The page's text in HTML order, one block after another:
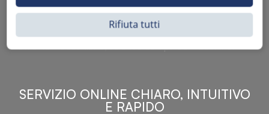
il mondo per l’elevato standard qualitativo dei prodotti a
catalogo, attraverso la vendita B2B del ricco
assortimento di articoli originali rivolti a ricambisti,
officine meccaniche, aziende con parco macchine.
SERVIZIO ONLINE CHIARO, INTUITIVO
E RAPIDO
Rifiuta tutti